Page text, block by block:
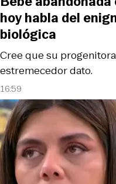
16:59
Cree que su
estremecedor dato.
hoy habla del
biológica